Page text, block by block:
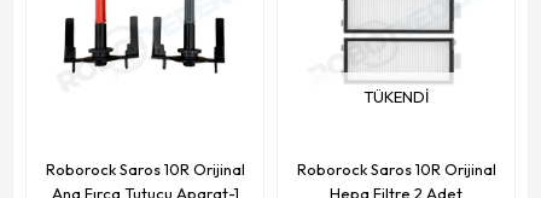
Roborock Saros 10R Orijinal
Ana Fırça Tutucu Aparat-1
TÜKENDI
Roborock Saros 10R Orijinal
Hepa Filtre 2 Adet